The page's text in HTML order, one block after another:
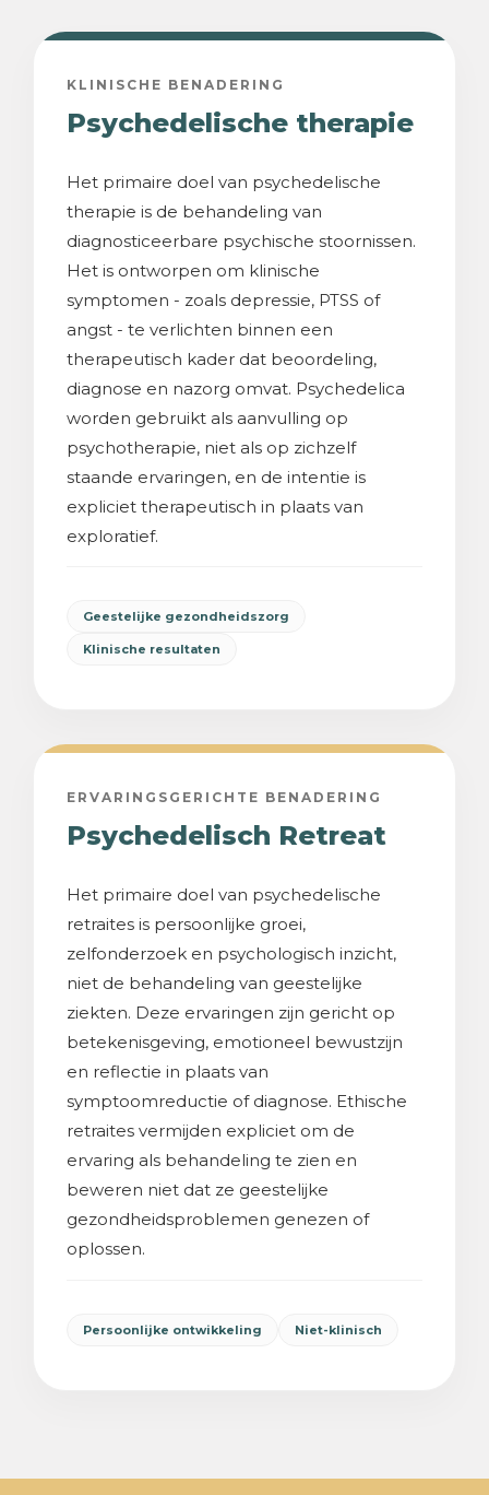
KLINISCHE BENADERING
Psychedelische therapie
Het primaire doel van psychedelische
therapie is de behandeling van
diagnosticeerbare psychische stoornissen.
Het is ontworpen om klinische
symptomen - zoals depressie, PTSS of
angst - te verlichten binnen een
therapeutisch kader dat beoordeling,
diagnose en nazorg omvat. Psychedelica
worden gebruikt als aanvulling op
psychotherapie, niet als op zichzelf
staande ervaringen, en de intentie is
expliciet therapeutisch in plaats van
exploratief.
Geestelijke gezondheidszorg
Klinische resultaten
ERVARINGSGERICHTE BENADERING
Psychedelisch Retreat
Het primaire doel van psychedelische
retraites is persoonlijke groei,
zelfonderzoek en psychologisch inzicht,
niet de behandeling van geestelijke
ziekten. Deze ervaringen zijn gericht op
betekenisgeving, emotioneel bewustzijn
en reflectie in plaats van
symptoomreductie of diagnose. Ethische
retraites vermijden expliciet om de
ervaring als behandeling te zien en
beweren niet dat ze geestelijke
gezondheidsproblemen genezen of
oplossen.
Persoonlijke ontwikkeling Niet-klinisch